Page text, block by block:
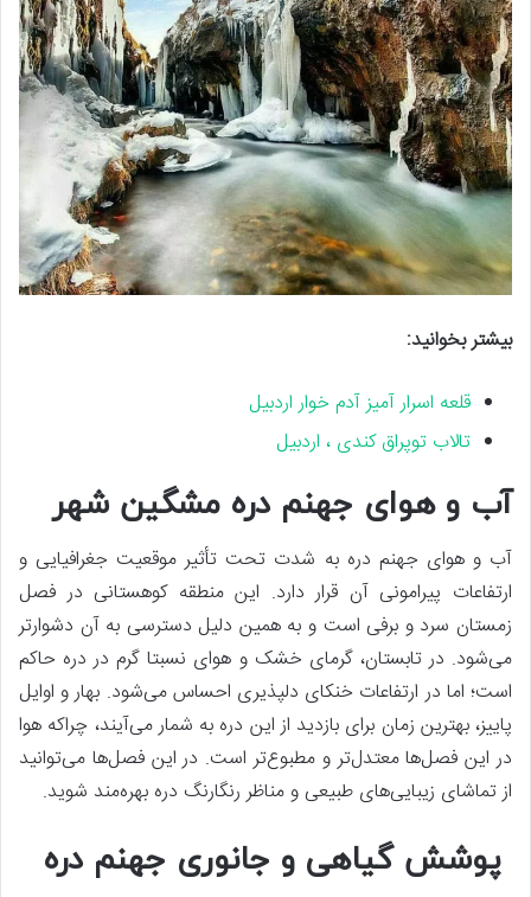
بیشتر بخوانید:
قلعه اسرار آمیز آدم خوار اردبیل
تالاب توپراق کندی ، اردبیل
آب و هوای جهنم دره مشگین شهر
آب و هوای جهنم دره به شدت تحت تأثیر موقعیت جغرافیایی و
ارتفاعات پیرامونی آن قرار دارد. این منطقه کوهستانی در فصل
زمستان سرد و برفی است و به همین دلیل دسترسی به آن دشوارتر
می‌شود. در تابستان، گرمای خشک و هوای نسبتا گرم در دره حاکم
است؛ اما در ارتفاعات خنکای دلپذیری احساس می‌شود. بهار و اوایل
پاییز، بهترین زمان برای بازدید از این دره به شمار می‌آیند، چراکه هوا
در این فصل‌ها معتدل‌تر و مطبوع‌تر است. در این فصل‌ها می‌توانید
از تماشای زیبایی‌های طبیعی و مناظر رنگارنگ دره بهره‌مند شوید.
پوشش گیاهی و جانوری جهنم دره